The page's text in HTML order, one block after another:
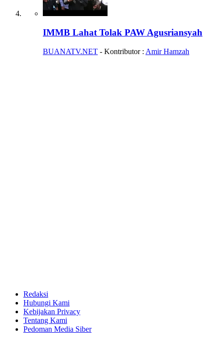
IMMB Lahat Tolak PAW Agusriansyah
BUANATV.NET - Kontributor : Amir Hamzah
Redaksi
Hubungi Kami
Kebijakan Privacy
Tentang Kami
Pedoman Media Siber